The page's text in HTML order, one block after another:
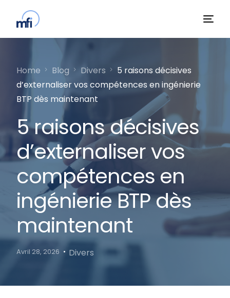
Home Blog Divers
5 raisons décisives
d’externaliser vos compétences en ingénierie
BTP dès maintenant
5 raisons décisives
d’externaliser vos
compétences en
ingénierie BTP dès
maintenant
Avril 28, 2026 Divers